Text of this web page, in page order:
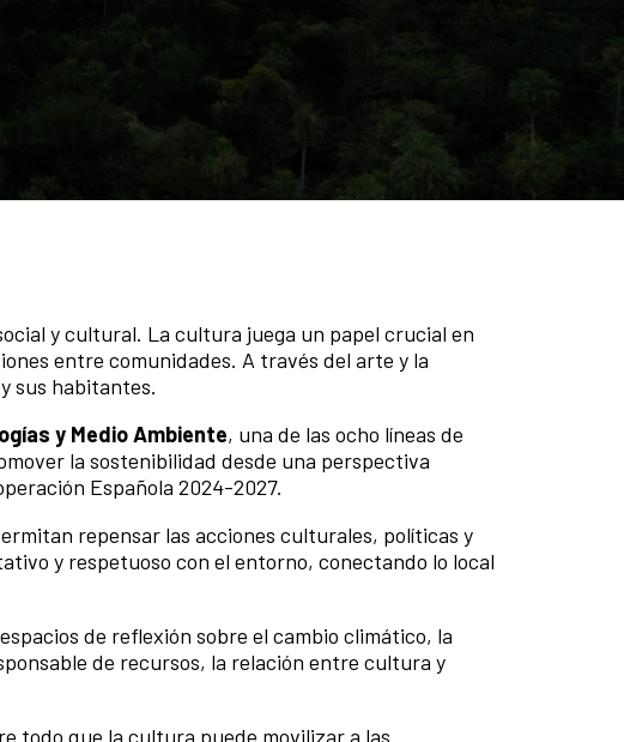
y cultural. La cultura juega un papel crucial en
entre comunidades. A través del arte y la
sus habitantes.
y Medio Ambiente, una de las ocho líneas de
la sostenibilidad desde una perspectiva
Española 2024-2027.
repensar las acciones culturales, políticas y
y respetuoso con el entorno, conectando lo local
de reflexión sobre el cambio climático, la
de recursos, la relación entre cultura y
todo que la cultura puede movilizar a las